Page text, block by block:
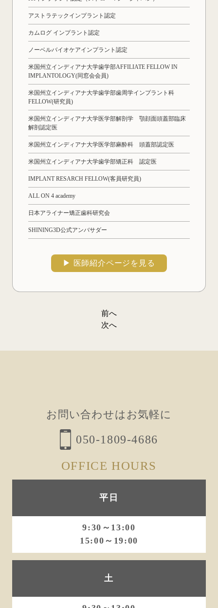
アストラテックインプラント認定
カムログ インプラント認定
ノーベルバイオケアインプラント認定
米国州立インディアナ大学歯学部AFFILIATE FELLOW IN
IMPLANTOLOGY(同窓会会員)
米国州立インディアナ大学歯学部歯周学インプラント科
FELLOW(研究員)
米国州立インディアナ大学医学部解剖学 顎顔面頭蓋部臨床
解剖認定医
米国州立インディアナ大学医学部麻酔科 頭蓋部認定医
米国州立インディアナ大学歯学部矯正科 認定医
IMPLANT RESARCH FELLOW(客員研究員)
ALL ON 4 academy
日本アライナー矯正歯科研究会
SHINING3D公式アンバサダー
▶︎ 医師紹介ページを見る
ナ
前へ
次へ
お問い合わせはお気軽に
050-1809-4686
OFFICE HOURS
平日
9:30～13:00
15:00～19:00
土